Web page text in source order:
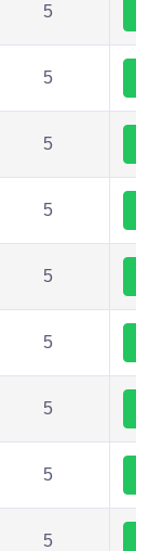
5
5
5
5
5
5
5
5
5